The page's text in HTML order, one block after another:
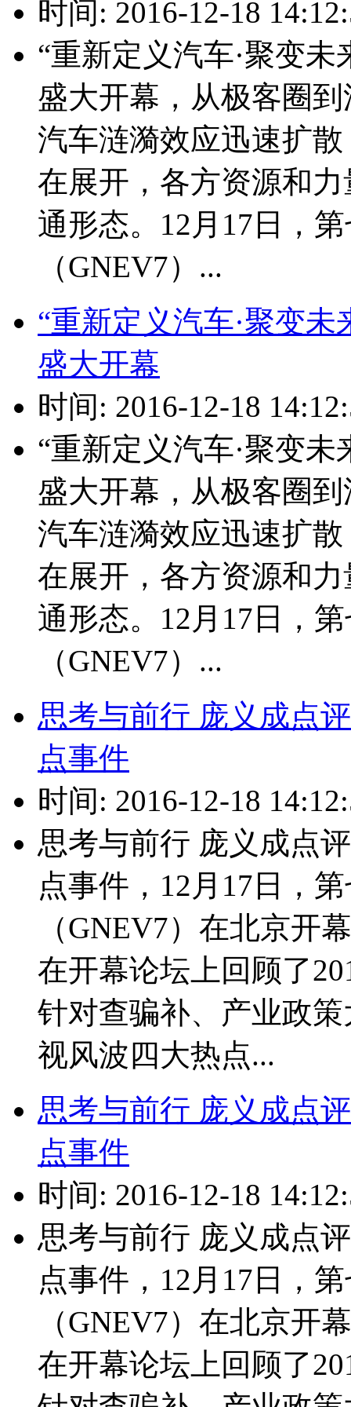
时间: 2016-12-18
“重新定义汽车·聚变
盛大开幕，从极客圈
汽车涟漪效应迅速扩
在展开，各方资源和
通形态。12月17日，
（GNEV7）...
“重新定义汽车·聚变
盛大开幕
时间: 2016-12-18
“重新定义汽车·聚变
盛大开幕，从极客圈
汽车涟漪效应迅速扩
在展开，各方资源和
通形态。12月17日，
（GNEV7）...
思考与前行 庞义成点
点事件
时间: 2016-12-18
思考与前行 庞义成点
点事件，12月17日，
（GNEV7）在北京开
在开幕论坛上回顾了
针对查骗补、产业政
视风波四大热点...
思考与前行 庞义成点
点事件
时间: 2016-12-18
思考与前行 庞义成点
点事件，12月17日，
（GNEV7）在北京开
在开幕论坛上回顾了